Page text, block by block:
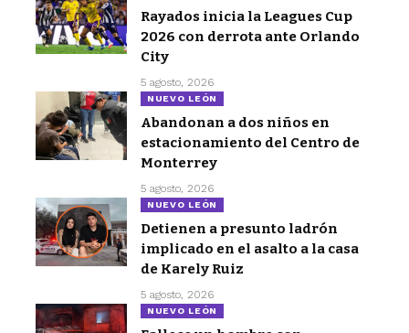
Rayados inicia la Leagues Cup
2026 con derrota ante Orlando
City
5 agosto, 2026
NUEVO LEÓN
Abandonan a dos niños en
estacionamiento del Centro de
Monterrey
5 agosto, 2026
NUEVO LEÓN
Detienen a presunto ladrón
implicado en el asalto a la casa
de Karely Ruiz
5 agosto, 2026
NUEVO LEÓN